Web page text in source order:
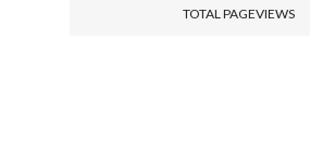
TOTAL PAGEVIEWS